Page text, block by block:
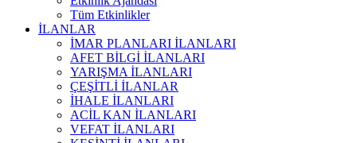
Tüm Etkinlikler
İLANLAR
İMAR PLANLARI İLANLARI
AFET BİLGİ İLANLARI
YARIŞMA İLANLARI
ÇEŞİTLİ İLANLAR
İHALE İLANLARI
ACİL KAN İLANLARI
VEFAT İLANLARI